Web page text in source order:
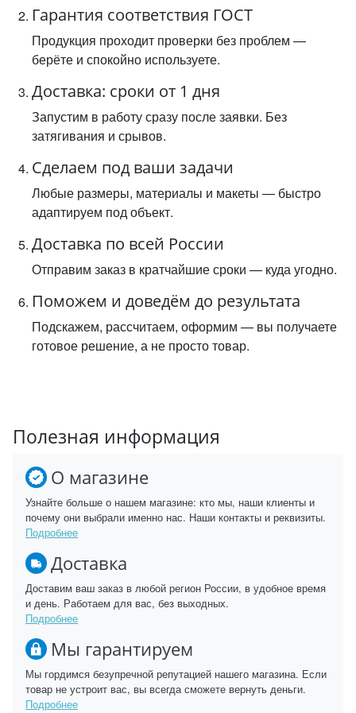
Гарантия соответствия ГОСТ
Продукция проходит проверки без проблем —
берёте и спокойно используете.
Доставка: сроки от 1 дня
Запустим в работу сразу после заявки. Без
затягивания и срывов.
Сделаем под ваши задачи
Любые размеры, материалы и макеты — быстро
адаптируем под объект.
Доставка по всей России
Отправим заказ в кратчайшие сроки — куда угодно.
Поможем и доведём до результата
Подскажем, рассчитаем, оформим — вы получаете
готовое решение, а не просто товар.
Полезная информация
О магазине
Узнайте больше о нашем магазине: кто мы, наши клиенты и
почему они выбрали именно нас. Наши контакты и реквизиты.
Подробнее
Доставка
Доставим ваш заказ в любой регион России, в удобное время
и день. Работаем для вас, без выходных.
Подробнее
Мы гарантируем
Мы гордимся безупречной репутацией нашего магазина. Если
товар не устроит вас, вы всегда сможете вернуть деньги.
Подробнее